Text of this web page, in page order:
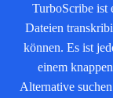
TurboScribe ist
Dateien
können. Es ist
einem
Alternative